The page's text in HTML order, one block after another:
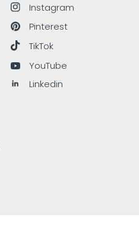
Instagram
Pinterest
TikTok
YouTube
Linkedin